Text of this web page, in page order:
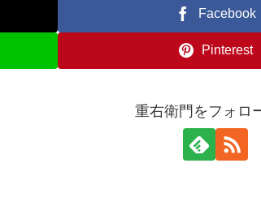
Facebook
Pinterest
重右衛門をフォロ